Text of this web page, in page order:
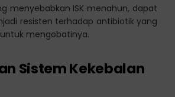
menyebabkan ISK menahun, dapat
resisten terhadap antibiotik yang
mengobatinya.
Sistem Kekebalan